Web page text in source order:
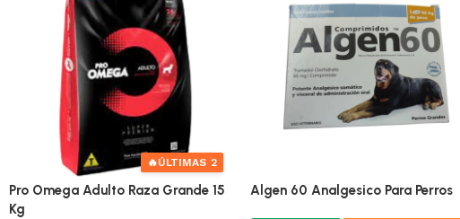
🔥ÚLTIMAS 4
Pro Omega Cachorro Pequeño 1 Kg Pro Omega Cachorro Pequeño 3 Kg